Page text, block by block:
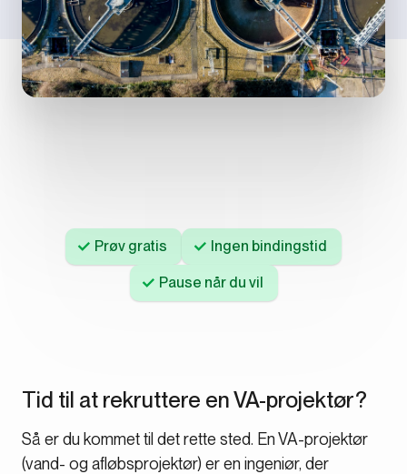
Prøv gratis Ingen bindingstid
Pause når du vil
Tid til at rekruttere en VA-projektør?
Så er du kommet til det rette sted. En VA-projektør
(vand- og afløbsprojektør) er en ingeniør, der